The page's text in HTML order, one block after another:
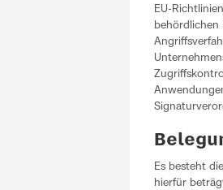
EU-
behördlichen
Es besteht
hierfür